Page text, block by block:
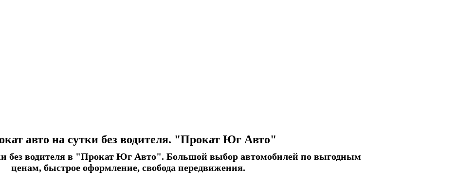
авто на сутки без водителя. "Прокат Юг Авто"
без водителя в "Прокат Юг Авто". Большой выбор автомобилей по выгодным
ценам, быстрое оформление, свобода передвижения.